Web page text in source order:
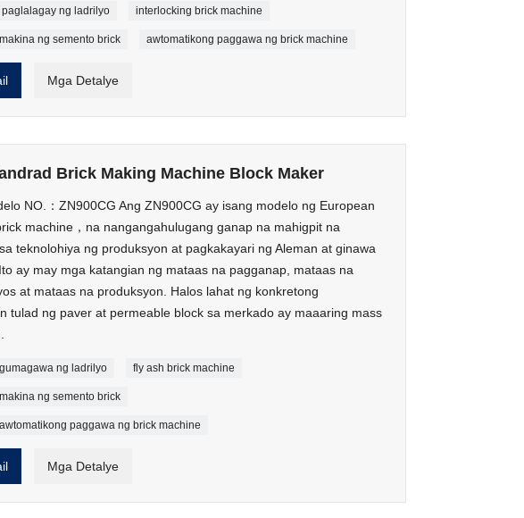
ng ladrilyo interlocking brick machine
ng semento brick awtomatikong paggawa ng brick machine
Mga Detalye
Brick Making Machine Block Maker
NO.：ZN900CG Ang ZN900CG ay isang modelo ng European
machine，na nangangahulugang ganap na mahigpit na
teknolohiya ng produksyon at pagkakayari ng Aleman at ginawa
ay may mga katangian ng mataas na pagganap, mataas na
at mataas na produksyon. Halos lahat ng konkretong
tulad ng paver at permeable block sa merkado ay maaaring mass
ng ladrilyo fly ash brick machine
ng semento brick
paggawa ng brick machine
Mga Detalye